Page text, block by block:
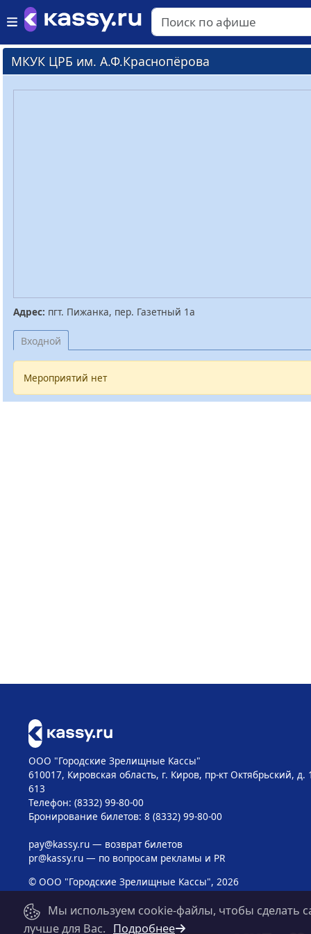
МКУК ЦРБ им. А.Ф.Краснопёрова
Адрес: пгт. Пижанка, пер. Газетный 1а
Входной
Мероприятий нет
ООО "Городские Зрелищные Кассы"
610017, Кировская область, г. Киров, пр-кт Октябрьский, д.
613
Телефон: (8332) 99-80-00
Бронирование билетов: 8 (8332) 99-80-00
pay@kassy.ru— возврат билетов
pr@kassy.ru— по вопросам рекламы и PR
© ООО "Городские Зрелищные Кассы", 2026
Мы используем cookie-файлы, чтобы сделать
лучше для Вас. Подробнее